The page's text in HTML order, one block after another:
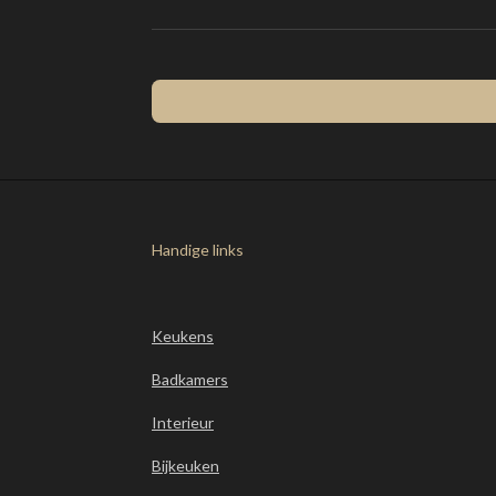
Handige links
Keukens
Badkamers
Interieur
Bijkeuken